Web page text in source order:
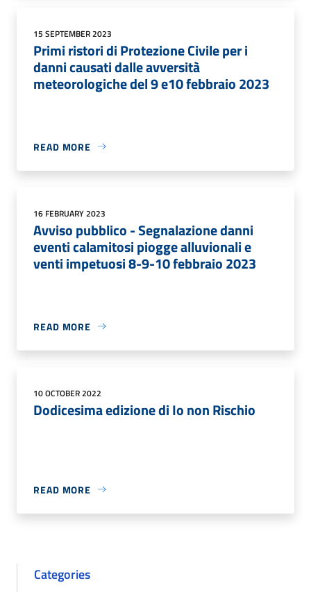
15 SEPTEMBER 2023
Primi ristori di Protezione Civile per i
danni causati dalle avversità
meteorologiche del 9 e10 febbraio 2023
READ MORE
16 FEBRUARY 2023
Avviso pubblico - Segnalazione danni
eventi calamitosi piogge alluvionali e
venti impetuosi 8-9-10 febbraio 2023
READ MORE
10 OCTOBER 2022
Dodicesima edizione di Io non Rischio
READ MORE
Categories